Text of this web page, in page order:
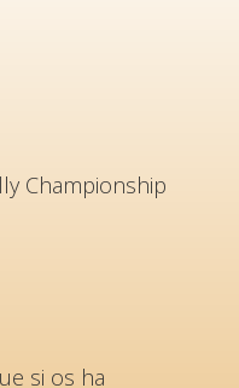
Championship
si os ha